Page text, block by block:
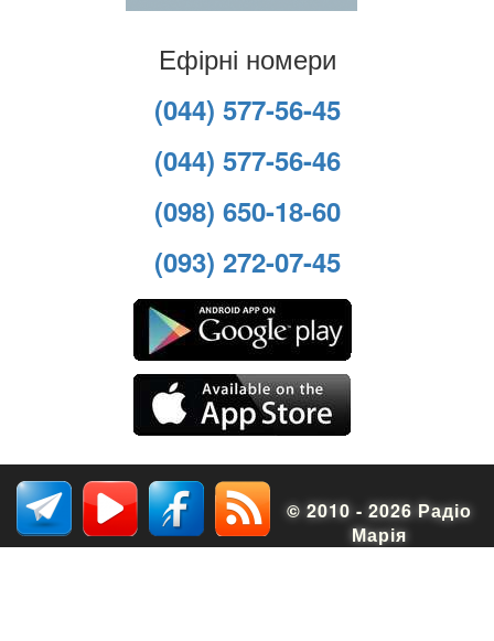
Ефірні номери
(044) 577-56-45
(044) 577-56-46
(098) 650-18-60
(093) 272-07-45
© 2010 - 2026 Радіо
Марія